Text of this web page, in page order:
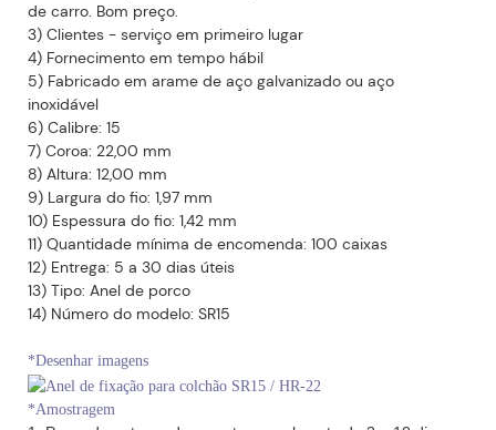
de carro. Bom preço.
3) Clientes - serviço em primeiro lugar
4) Fornecimento em tempo hábil
5) Fabricado em arame de aço galvanizado ou aço
inoxidável
6) Calibre: 15
7) Coroa: 22,00 mm
8) Altura: 12,00 mm
9) Largura do fio: 1,97 mm
10) Espessura do fio: 1,42 mm
11) Quantidade mínima de encomenda: 100 caixas
12) Entrega: 5 a 30 dias úteis
13) Tipo: Anel de porco
14) Número do modelo: SR15
*Desenhar imagens
*Amostragem